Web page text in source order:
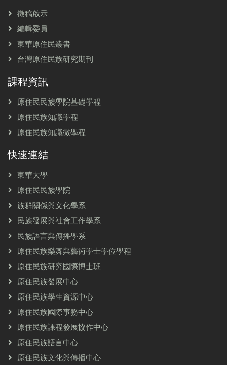
徵稿啟示
編輯委員
東華原住民叢書
台灣原住民族研究期刊
課程資訊
原住民民族學院基礎學程
原住民族知識學程
原住民族知識微學程
快速連結
東華大學
原住民民族學院
族群關係與文化學系
民族發展與社會工作學系
民族語言與傳播學系
原住民族樂舞與藝術學士學位學程
原住民族研究國際博士班
原住民族發展中心
原住民族學生資源中心
原住民族國際事務中心
原住民族課程發展協作中心
原住民族語言中心
原住民族文化與傳播中心